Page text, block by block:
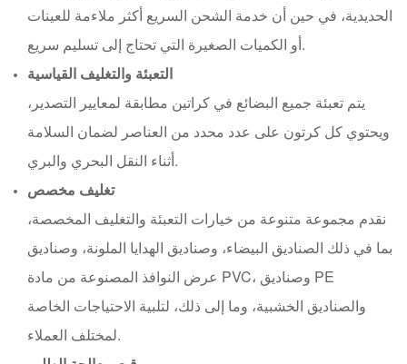
الحديدية، في حين أن خدمة الشحن السريع أكثر ملاءمة للعينات
أو الكميات الصغيرة التي تحتاج إلى تسليم سريع.
التعبئة والتغليف القياسية
يتم تعبئة جميع البضائع في كراتين مطابقة لمعايير التصدير،
ويحتوي كل كرتون على عدد محدد من العناصر لضمان السلامة
أثناء النقل البحري والبري.
تغليف مخصص
نقدم مجموعة متنوعة من خيارات التعبئة والتغليف المخصصة،
بما في ذلك الصناديق البيضاء، وصناديق الهدايا الملونة، وصناديق
عرض النوافذ المصنوعة من مادة PVC، وصناديق PE
والصناديق الخشبية، وما إلى ذلك، لتلبية الاحتياجات الخاصة
لمختلف العملاء.